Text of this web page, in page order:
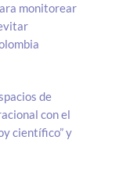
monitorear
de
con el
científico” y